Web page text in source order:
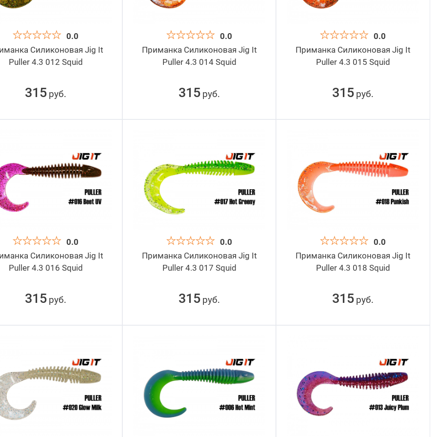
0.0
Силиконовая Jig It
Puller 4.3 012 Squid
315 руб.
0.0
Приманка Силиконовая Jig It
Puller 4.3 014 Squid
315 руб.
0.0
Приманка Силиконовая Jig It
Puller 4.3 015 Squid
315 руб.
0.0
Силиконовая Jig It
Puller 4.3 016 Squid
315 руб.
0.0
Приманка Силиконовая Jig It
Puller 4.3 017 Squid
315 руб.
0.0
Приманка Силиконовая Jig It
Puller 4.3 018 Squid
315 руб.